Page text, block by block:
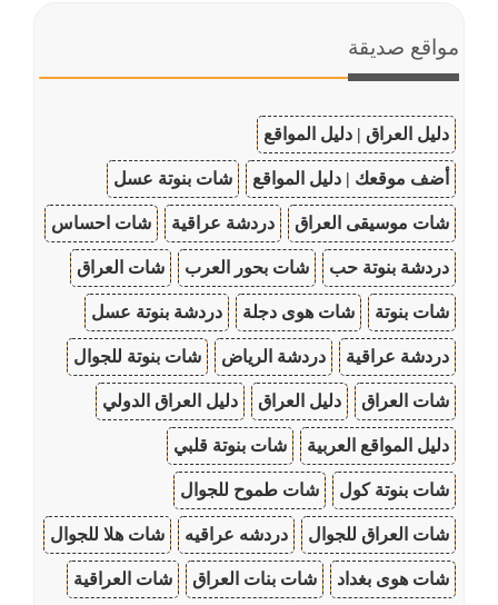
مواقع صديقة
دليل العراق | دليل المواقع
أضف موقعك | دليل المواقع شات بنوتة عسل
شات موسيقى العراق دردشة عراقية شات احساس
دردشة بنوتة حب شات بحور العرب شات العراق
شات بنوتة شات هوى دجلة دردشة بنوتة عسل
دردشة عراقية دردشة الرياض شات بنوتة للجوال
شات العراق دليل العراق دليل العراق الدولي
دليل المواقع العربية شات بنوتة قلبي
شات بنوتة كول شات طموح للجوال
شات العراق للجوال دردشه عراقيه شات هلا للجوال
شات هوى بغداد شات بنات العراق شات العراقية